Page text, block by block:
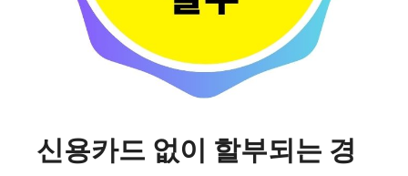
신용카드 없이 할부되는 경